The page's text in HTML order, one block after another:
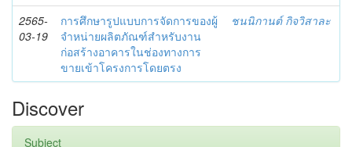
2565-
03-19
การศึกษารูปแบบการจัดการของผู้
จำหน่ายผลิตภัณฑ์สำหรับงาน
ก่อสร้างอาคารในช่องทางการ
ขายเข้าโครงการโดยตรง
ชนนิกานต์ กิจวิสาละ
Discover
Subject